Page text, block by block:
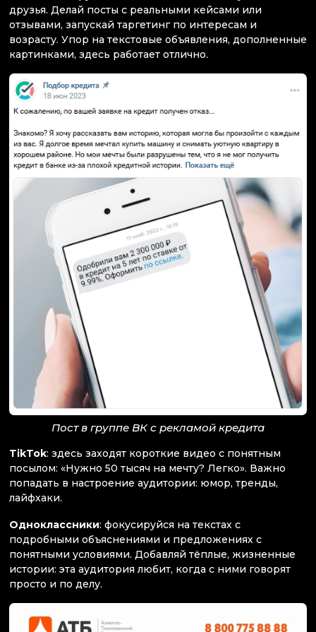
друзья. Делай посты с реальными кейсами или
отзывами, запускай таргетинг по интересам и
возрасту. Упор на текстовые объявления, дополненные
картинками, здесь работает отлично.
Пост в группе ВК с рекламой кредита
TikTok: здесь заходят короткие видео с понятным
посылом: «Нужно 50 тысяч на мечту? Легко». Важно
попадать в настроение аудитории: юмор, тренды,
лайфхаки.
Одноклассники: фокусируйся на текстах с
подробными объяснениями и предложениях с
понятными условиями. Добавляй тёплые, жизненные
истории: эта аудитория любит, когда с ними говорят
просто и по делу.